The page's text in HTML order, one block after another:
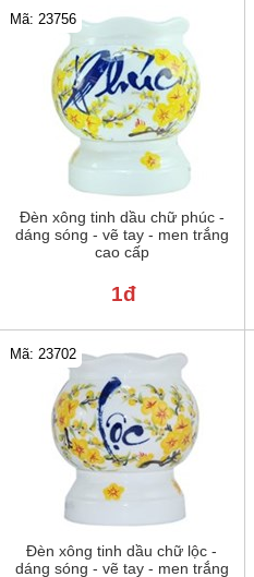
Đèn xông tinh dầu chữ phúc -
dáng sóng - vẽ tay - men trắng
cao cấp
Mã: 23756
1đ
Đèn xông tinh dầu chữ lộc -
dáng sóng - vẽ tay - men trắng
Mã: 23702